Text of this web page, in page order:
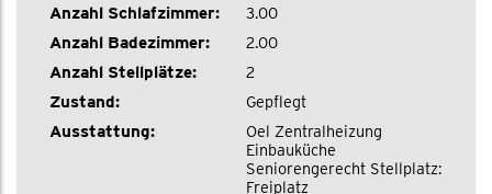
Anzahl Schlafzimmer: 3.00
Anzahl Badezimmer: 2.00
Anzahl Stellplätze: 2
Zustand: Gepflegt
Ausstattung: Oel Zentralheizung
Einbauküche
Seniorengerecht Stellplatz:
Freiplatz